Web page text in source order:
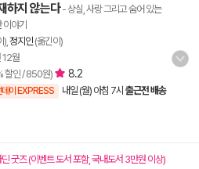
하지 않는다- 상실, 사랑 그리고 숨어 있는
야기
), 정지인 (옮긴이)
12월
할인 / 850원) 8.2
데이 EXPRESS 내일 (월) 아침 7시 출근전 배송
굿즈 (이벤트 도서 포함, 국내도서 3만원 이상)